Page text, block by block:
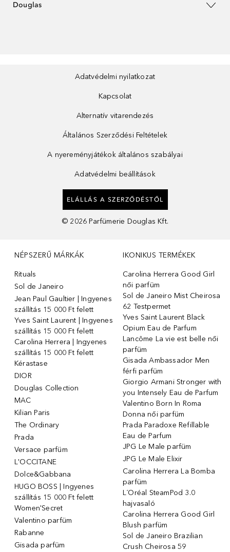
Douglas
Adatvédelmi nyilatkozat
Kapcsolat
Alternatív vitarendezés
Általános Szerződési Feltételek
A nyereményjátékok általános szabályai
Adatvédelmi beállítások
ELÁLLÁS A SZERZŐDÉSTŐL
© 2026 Parfümerie Douglas Kft.
NÉPSZERŰ MÁRKÁK
Rituals
Sol de Janeiro
Jean Paul Gaultier | Ingyenes
szállítás 15 000 Ft felett
Yves Saint Laurent | Ingyenes
szállítás 15 000 Ft felett
Carolina Herrera | Ingyenes
szállítás 15 000 Ft felett
Kérastase
DIOR
Douglas Collection
MAC
Kilian Paris
The Ordinary
Prada
Versace parfüm
L'OCCITANE
Dolce&Gabbana
HUGO BOSS | Ingyenes
szállítás 15 000 Ft felett
Women'Secret
Valentino parfüm
Rabanne
Gisada parfüm
IKONIKUS TERMÉKEK
Carolina Herrera Good Girl
női parfüm
Sol de Janeiro Mist Cheirosa
62 Testpermet
Yves Saint Laurent Black
Opium Eau de Parfum
Lancôme La vie est belle női
parfüm
Gisada Ambassador Men
férfi parfüm
Giorgio Armani Stronger with
you Intensely Eau de Parfum
Valentino Born In Roma
Donna női parfüm
Prada Paradoxe Refillable
Eau de Parfum
JPG Le Male parfüm
JPG Le Male Elixir
Carolina Herrera La Bomba
parfüm
L´Oréal SteamPod 3.0
hajvasaló
Carolina Herrera Good Girl
Blush parfüm
Sol de Janeiro Brazilian
Crush Cheirosa 59